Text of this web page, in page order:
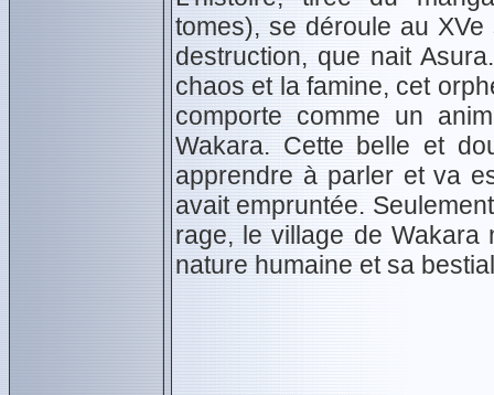
tomes), se déroule au
destruction, que nait
chaos et la famine, cet
comporte comme un
Wakara. Cette belle et
apprendre à parler et va
avait empruntée.
rage, le village de Wakara
nature humaine et sa